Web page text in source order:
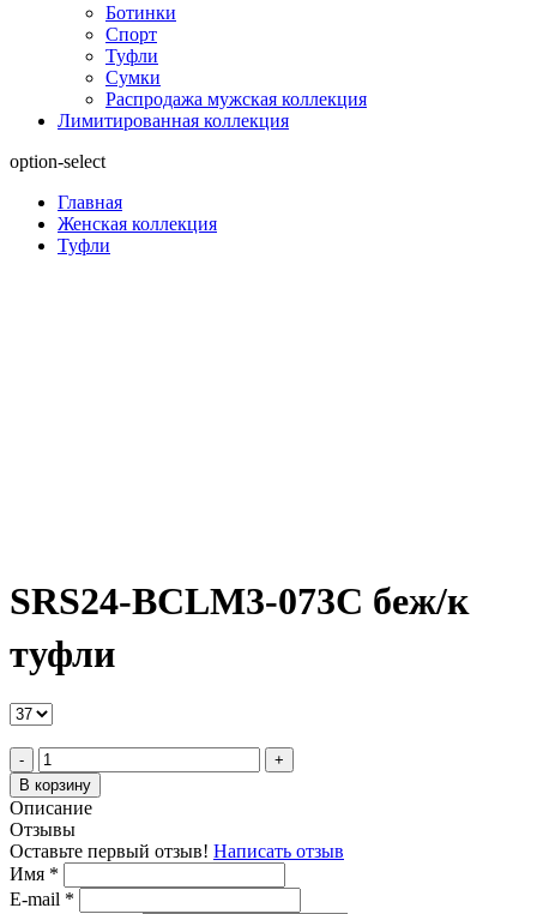
Ботинки
Спорт
Туфли
Сумки
Распродажа мужская коллекция
Лимитированная коллекция
option-select
Главная
Женская коллекция
Туфли
SRS24-BCLM3-073C беж/к
туфли
-
+
В корзину
Описание
Отзывы
Оставьте первый отзыв! Написать отзыв
Имя *
E-mail *